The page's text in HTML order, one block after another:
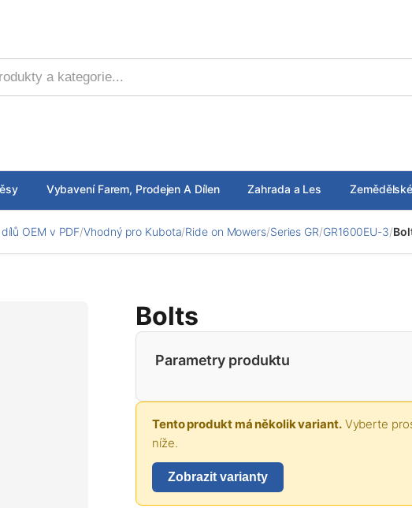
Vybavení Farem, Prodejen A Dílen Zahrada a Les
OEM v PDF/Vhodný pro Kubota/Ride on Mowers/Series GR/GR1600EU-3/
Bolts
Parametry produktu
Tento produkt má několik variant.Vyberte
níže.
Zobrazit varianty